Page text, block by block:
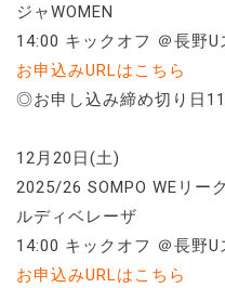
ジャWOMEN
14:00 キックオフ ＠⾧野U
お申込みURLはこちら
◎お申し込み締め切り日
12月20日(土)
2025/26 SOMPO WEリー
ルディベレーザ
14:00 キックオフ ＠⾧野U
お申込みURLはこちら